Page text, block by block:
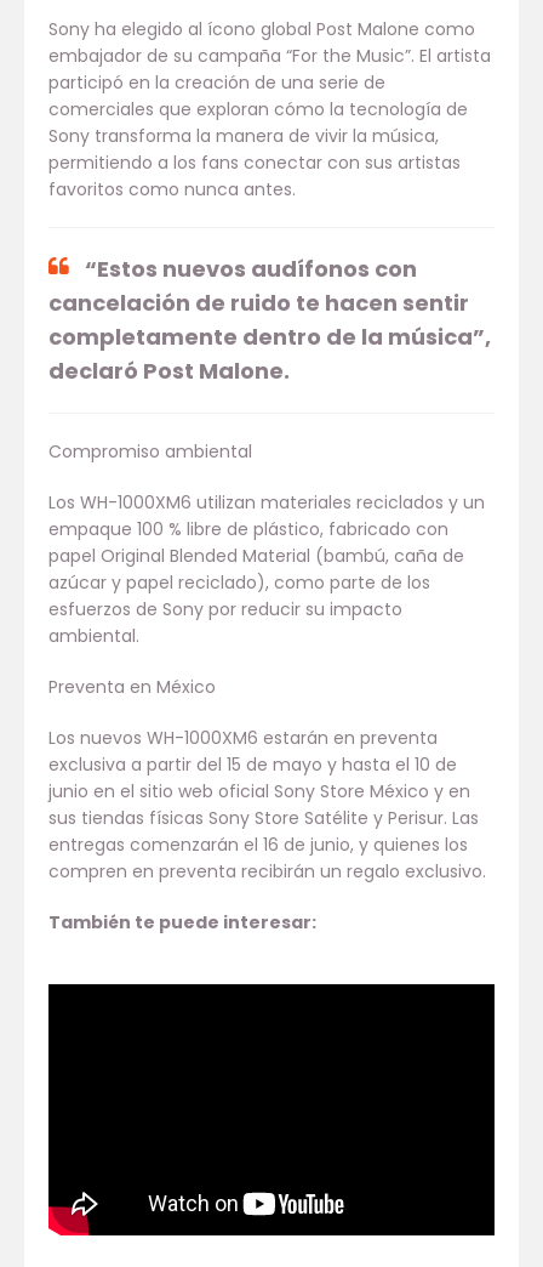
Sony ha elegido al ícono global Post Malone como
embajador de su campaña “For the Music”. El artista
participó en la creación de una serie de
comerciales que exploran cómo la tecnología de
Sony transforma la manera de vivir la música,
permitiendo a los fans conectar con sus artistas
favoritos como nunca antes.
“Estos nuevos audífonos con
cancelación de ruido te hacen sentir
completamente dentro de la música”,
declaró Post Malone.
Compromiso ambiental
Los WH-1000XM6 utilizan materiales reciclados y un
empaque 100 % libre de plástico, fabricado con
papel Original Blended Material (bambú, caña de
azúcar y papel reciclado), como parte de los
esfuerzos de Sony por reducir su impacto
ambiental.
Preventa en México
Los nuevos WH-1000XM6 estarán en preventa
exclusiva a partir del 15 de mayo y hasta el 10 de
junio en el sitio web oficial Sony Store México y en
sus tiendas físicas Sony Store Satélite y Perisur. Las
entregas comenzarán el 16 de junio, y quienes los
compren en preventa recibirán un regalo exclusivo.
También te puede interesar: